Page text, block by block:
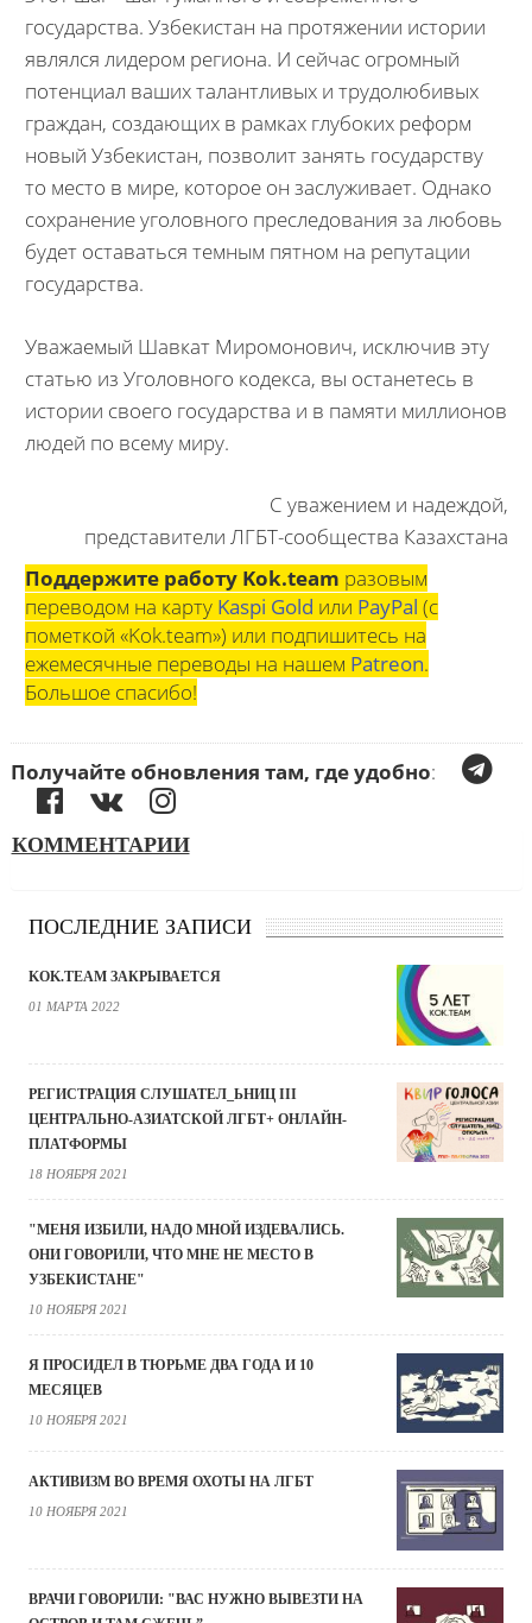
государства. Узбекистан на протяжении истории
являлся лидером региона. И сейчас огромный
потенциал ваших талантливых и трудолюбивых
граждан, создающих в рамках глубоких реформ
новый Узбекистан, позволит занять государству
то место в мире, которое он заслуживает. Однако
сохранение уголовного преследования за любовь
будет оставаться темным пятном на репутации
государства.
Уважаемый Шавкат Миромонович, исключив эту
статью из Уголовного кодекса, вы останетесь в
истории своего государства и в памяти миллионов
людей по всему миру.
С уважением и надеждой,
представители ЛГБТ-сообщества Казахстана
Поддержите работу Kok.team разовым
переводом на карту Kaspi Gold или PayPal (с
пометкой «Kok.team») или подпишитесь на
ежемесячные переводы на нашем Patreon.
Большое спасибо!
Получайте обновления там, где удобно:
КОММЕНТАРИИ
ПОСЛЕДНИЕ ЗАПИСИ
KOK.TEAM ЗАКРЫВАЕТСЯ
01 МАРТА 2022
РЕГИСТРАЦИЯ СЛУШАТЕЛ_ЬНИЦ III
ЦЕНТРАЛЬНО-АЗИАТСКОЙ ЛГБТ+ ОНЛАЙН-
ПЛАТФОРМЫ
18 НОЯБРЯ 2021
"МЕНЯ ИЗБИЛИ, НАДО МНОЙ ИЗДЕВАЛИСЬ.
ОНИ ГОВОРИЛИ, ЧТО МНЕ НЕ МЕСТО В
УЗБЕКИСТАНЕ"
10 НОЯБРЯ 2021
Я ПРОСИДЕЛ В ТЮРЬМЕ ДВА ГОДА И 10
МЕСЯЦЕВ
10 НОЯБРЯ 2021
АКТИВИЗМ ВО ВРЕМЯ ОХОТЫ НА ЛГБТ
10 НОЯБРЯ 2021
ВРАЧИ ГОВОРИЛИ: "ВАС НУЖНО ВЫВЕЗТИ НА